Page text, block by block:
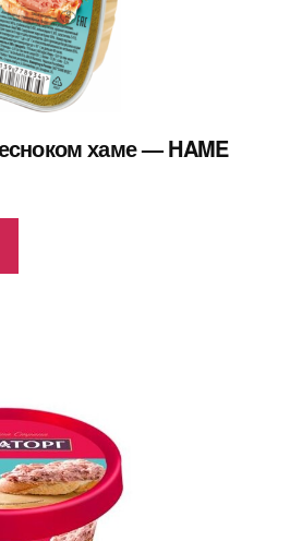
хаме — HAME